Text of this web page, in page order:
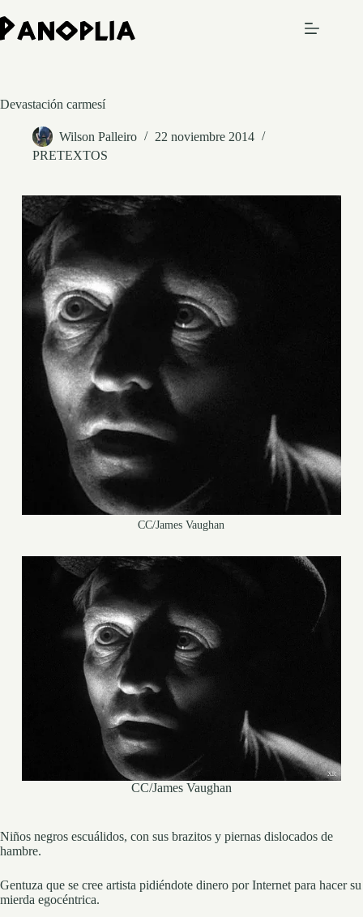
al
contenido
Devastación carmesí
Wilson Palleiro
22 noviembre 2014
PRETEXTOS
CC/James Vaughan
CC/James Vaughan
Niños negros escuálidos, con sus brazitos y piernas dislocados de
hambre.
Gentuza que se cree artista pidiéndote dinero por Internet para hacer su
mierda egocéntrica.